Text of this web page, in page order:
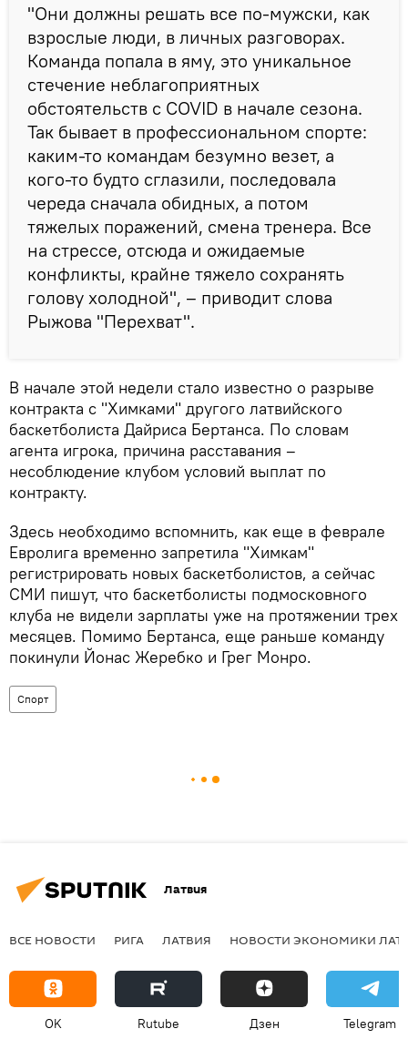
"Они должны решать все по-мужски, как
взрослые люди, в личных разговорах.
Команда попала в яму, это уникальное
стечение неблагоприятных
обстоятельств с COVID в начале сезона.
Так бывает в профессиональном спорте:
каким-то командам безумно везет, а
кого-то будто сглазили, последовала
череда сначала обидных, а потом
тяжелых поражений, смена тренера. Все
на стрессе, отсюда и ожидаемые
конфликты, крайне тяжело сохранять
голову холодной", – приводит слова
Рыжова "Перехват".
В начале этой недели стало известно о разрыве
контракта с "Химками" другого латвийского
баскетболиста Дайриса Бертанса. По словам
агента игрока, причина расставания –
несоблюдение клубом условий выплат по
контракту.
Здесь необходимо вспомнить, как еще в феврале
Евролига временно запретила "Химкам"
регистрировать новых баскетболистов, а сейчас
СМИ пишут, что баскетболисты подмосковного
клуба не видели зарплаты уже на протяжении трех
месяцев. Помимо Бертанса, еще раньше команду
покинули Йонас Жеребко и Грег Монро.
Спорт
Латвия
ВСЕ НОВОСТИ РИГА ЛАТВИЯ НОВОСТИ ЭКОНОМИКИ
OK Rutube Дзен Telegram